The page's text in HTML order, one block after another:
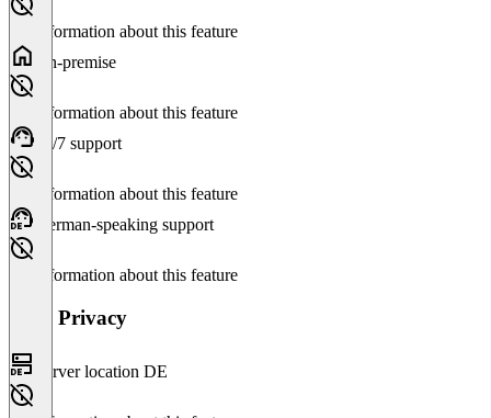
No information about this feature
On-premise
No information about this feature
24/7 support
No information about this feature
German-speaking support
No information about this feature
Data Privacy
Server location DE